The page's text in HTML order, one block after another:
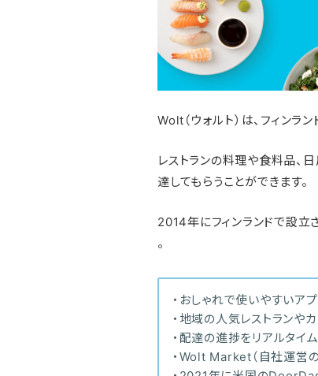
Wolt（ウォルト）は、フィンラ
レストランの料理や食料品、
達してもらうことができます。
2014年にフィンランドで設立
。
・おしゃれで使いやすいア
・地域の人気レストランや
・配達の進捗をリアルタイ
・Wolt Market（自社運営